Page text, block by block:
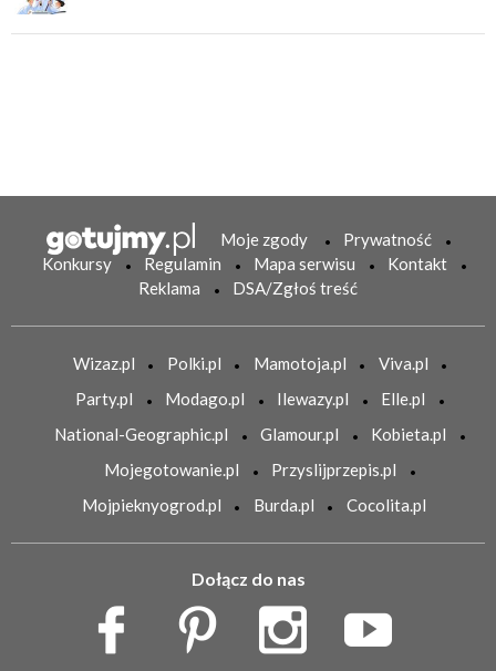
Moje zgody
Prywatność
Konkursy
Regulamin Mapa serwisu
Kontakt
Reklama
DSA/Zgłoś treść
Wizaz.pl Polki.pl Mamotoja.pl
Viva.pl
Party.pl
Modago.pl Ilewazy.pl
Elle.pl
National-Geographic.pl
Glamour.pl
Kobieta.pl
Mojegotowanie.pl
Przyslijprzepis.pl
Mojpieknyogrod.pl
Burda.pl Cocolita.pl
Dołącz do nas